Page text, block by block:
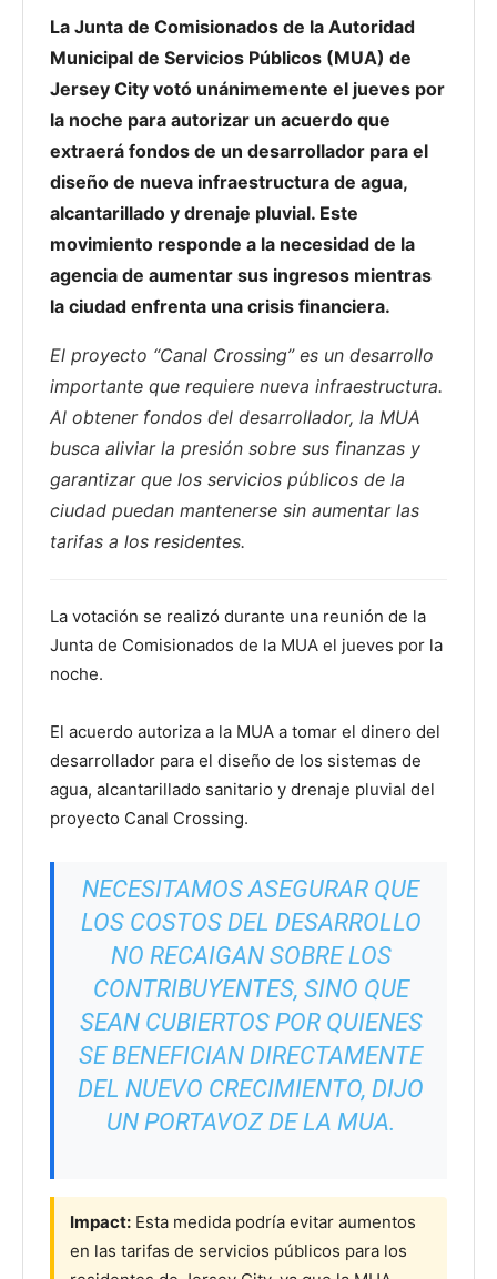
La Junta de Comisionados de la Autoridad
Municipal de Servicios Públicos (MUA) de
Jersey City votó unánimemente el jueves por
la noche para autorizar un acuerdo que
extraerá fondos de un desarrollador para el
diseño de nueva infraestructura de agua,
alcantarillado y drenaje pluvial. Este
movimiento responde a la necesidad de la
agencia de aumentar sus ingresos mientras
la ciudad enfrenta una crisis financiera.
El proyecto “Canal Crossing” es un desarrollo
importante que requiere nueva infraestructura.
Al obtener fondos del desarrollador, la MUA
busca aliviar la presión sobre sus finanzas y
garantizar que los servicios públicos de la
ciudad puedan mantenerse sin aumentar las
tarifas a los residentes.
La votación se realizó durante una reunión de la
Junta de Comisionados de la MUA el jueves por la
noche.
El acuerdo autoriza a la MUA a tomar el dinero del
desarrollador para el diseño de los sistemas de
agua, alcantarillado sanitario y drenaje pluvial del
proyecto Canal Crossing.
NECESITAMOS ASEGURAR QUE
LOS COSTOS DEL DESARROLLO
NO RECAIGAN SOBRE LOS
CONTRIBUYENTES, SINO QUE
SEAN CUBIERTOS POR QUIENES
SE BENEFICIAN DIRECTAMENTE
DEL NUEVO CRECIMIENTO, DIJO
UN PORTAVOZ DE LA MUA.
Impact: Esta medida podría evitar aumentos
en las tarifas de servicios públicos para los